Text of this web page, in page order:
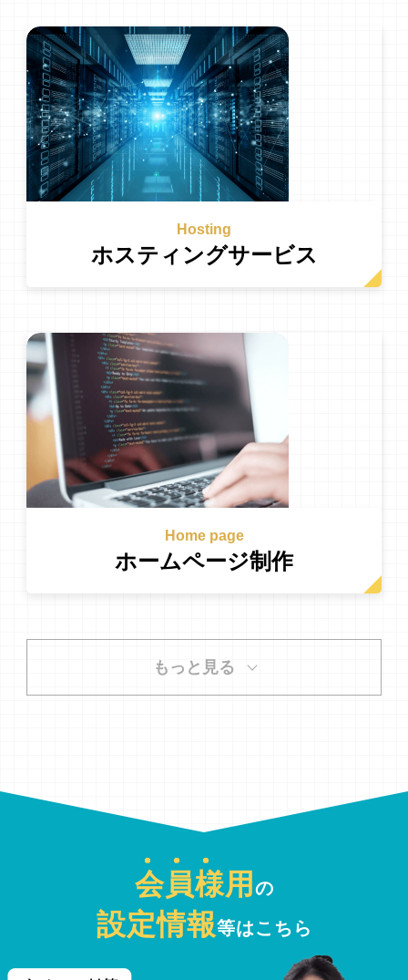
Hosting
ホスティングサービス
Home page
ホームページ制作
もっと見る
会員様用 の
設定情報等はこちら